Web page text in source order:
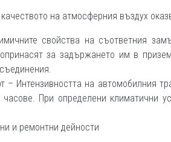
на атмосферния въздух
свойства на съответния
за задържането им в
– Интензивността на автомобилния
часове. При определени климатични
и ремонтни дейности